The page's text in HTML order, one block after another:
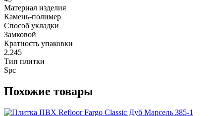
Материал изделия
Камень-полимер
Способ укладки
Замковой
Кратность упаковки
2.245
Тип плитки
Spc
Похожие товары